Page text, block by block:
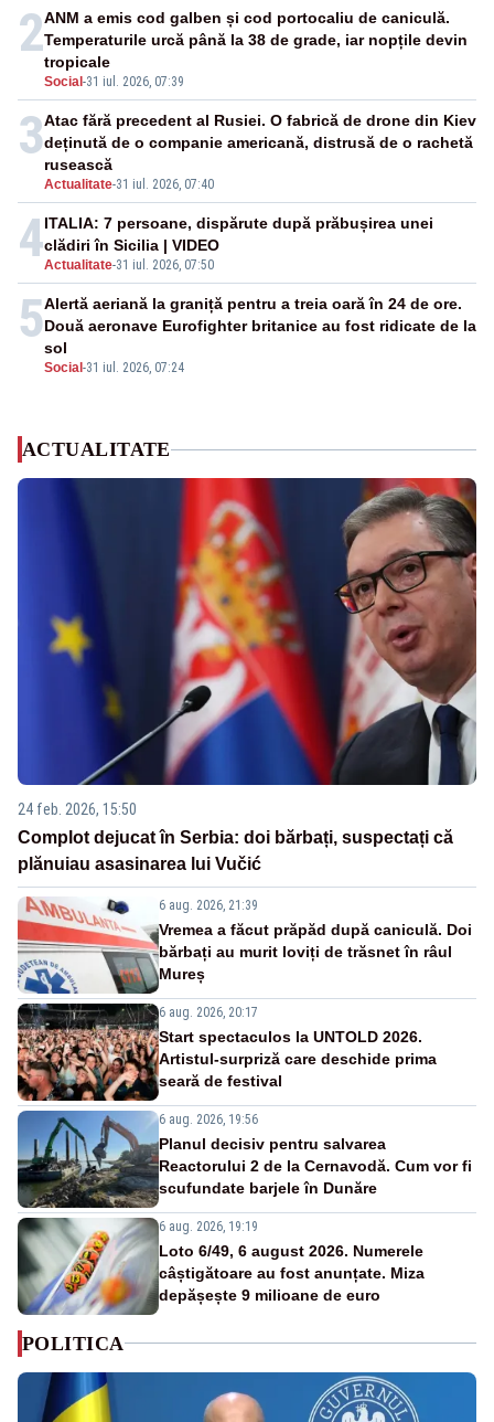
2
Social -31 iul. 2026, 07:39
ANM a emis cod galben și cod portocaliu de caniculă.
Temperaturile urcă până la 38 de grade, iar nopțile devin
tropicale
3
Actualitate-31 iul. 2026, 07:40
Atac fără precedent al Rusiei. O fabrică de drone din Kiev
deținută de o companie americană, distrusă de o rachetă
rusească
4Actualitate-31 iul. 2026, 07:50
ITALIA: 7 persoane, dispărute după prăbușirea unei
clădiri în Sicilia | VIDEO
5
Social -31 iul. 2026, 07:24
Alertă aeriană la graniță pentru a treia oară în 24 de ore.
Două aeronave Eurofighter britanice au fost ridicate de la
sol
ACTUALITATE
24 feb. 2026, 15:50
Complot dejucat în Serbia: doi bărbați, suspectați că
plănuiau asasinarea lui Vučić
6 aug. 2026, 21:39
Vremea a făcut prăpăd după caniculă. Doi
bărbați au murit loviți de trăsnet în râul
Mureș
6 aug. 2026, 20:17
Start spectaculos la UNTOLD 2026.
Artistul-surpriză care deschide prima
seară de festival
6 aug. 2026, 19:56
Planul decisiv pentru salvarea
Reactorului 2 de la Cernavodă. Cum vor fi
scufundate barjele în Dunăre
6 aug. 2026, 19:19
Loto 6/49, 6 august 2026. Numerele
câștigătoare au fost anunțate. Miza
depășește 9 milioane de euro
POLITICA